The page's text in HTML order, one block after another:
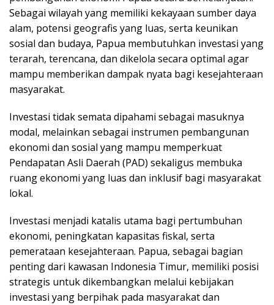
Sebagai wilayah yang memiliki kekayaan sumber daya
alam, potensi geografis yang luas, serta keunikan
sosial dan budaya, Papua membutuhkan investasi yang
terarah, terencana, dan dikelola secara optimal agar
mampu memberikan dampak nyata bagi kesejahteraan
masyarakat.
Investasi tidak semata dipahami sebagai masuknya
modal, melainkan sebagai instrumen pembangunan
ekonomi dan sosial yang mampu memperkuat
Pendapatan Asli Daerah (PAD) sekaligus membuka
ruang ekonomi yang luas dan inklusif bagi masyarakat
lokal.
Investasi menjadi katalis utama bagi pertumbuhan
ekonomi, peningkatan kapasitas fiskal, serta
pemerataan kesejahteraan. Papua, sebagai bagian
penting dari kawasan Indonesia Timur, memiliki posisi
strategis untuk dikembangkan melalui kebijakan
investasi yang berpihak pada masyarakat dan